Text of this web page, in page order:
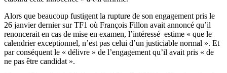
Alors que beaucoup fustigent la rupture de son engagement pris le
26 janvier dernier sur TF1 où François Fillon avait annoncé qu’il
renoncerait en cas de mise en examen, l’intéressé estime « que le
calendrier exceptionnel, n’est pas celui d’un justiciable normal ». Et
par conséquent le « délivre » de l’engagement qu’il avait pris « de
ne pas être candidat ».